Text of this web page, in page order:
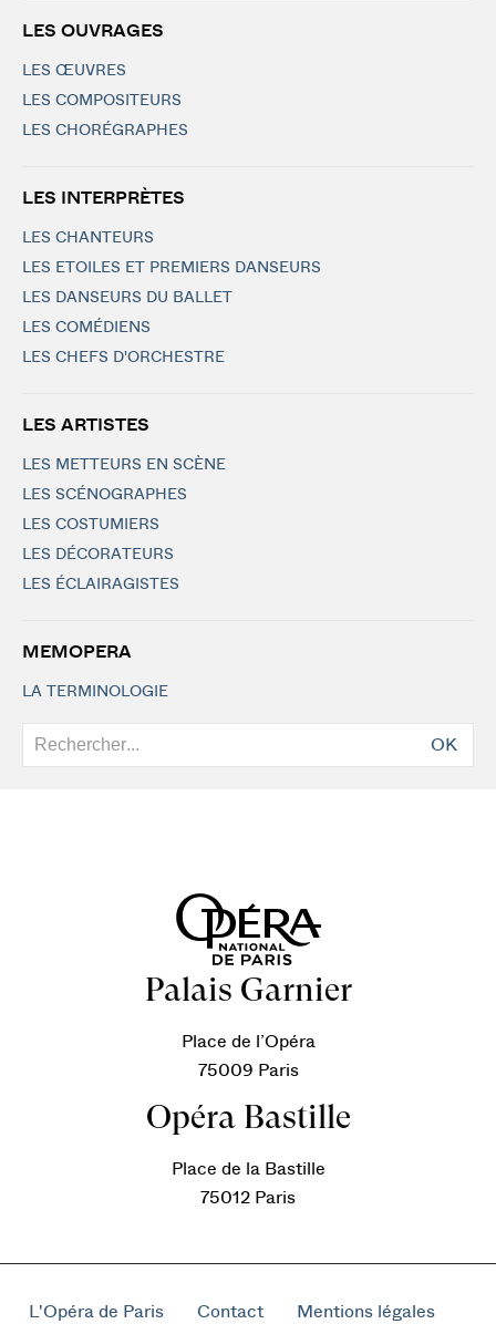
LES OUVRAGES
LES ŒUVRES
LES COMPOSITEURS
LES CHORÉGRAPHES
LES INTERPRÈTES
LES CHANTEURS
LES ETOILES ET PREMIERS DANSEURS
LES DANSEURS DU BALLET
LES COMÉDIENS
LES CHEFS D'ORCHESTRE
LES ARTISTES
LES METTEURS EN SCÈNE
LES SCÉNOGRAPHES
LES COSTUMIERS
LES DÉCORATEURS
LES ÉCLAIRAGISTES
MEMOPERA
LA TERMINOLOGIE
OK
Palais Garnier
Place de l’Opéra
75009 Paris
Opéra Bastille
Place de la Bastille
75012 Paris
L'Opéra de Paris Contact Mentions légales